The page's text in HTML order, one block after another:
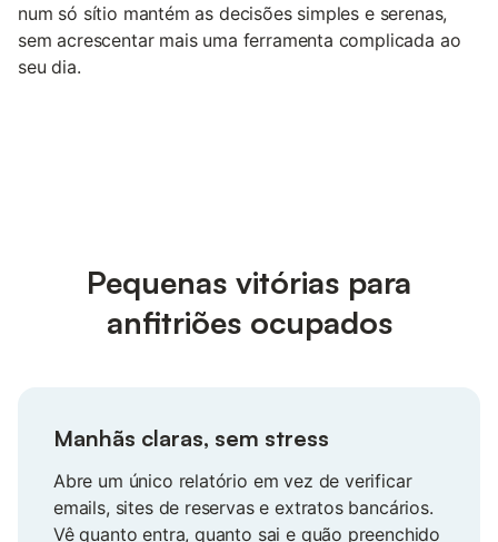
num só sítio mantém as decisões simples e serenas,
sem acrescentar mais uma ferramenta complicada ao
seu dia.
Pequenas vitórias para
anfitriões ocupados
Manhãs claras, sem stress
Abre um único relatório em vez de verificar
emails, sites de reservas e extratos bancários.
Vê quanto entra, quanto sai e quão preenchido